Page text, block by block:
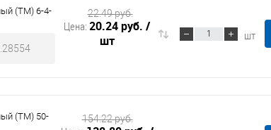
(ТМ) 6-4-
Цена: 20.24 руб. /
шт
22.49 руб.
шт
(ТМ) 50-
154.22 руб.